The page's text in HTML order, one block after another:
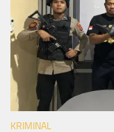
KRIMINAL